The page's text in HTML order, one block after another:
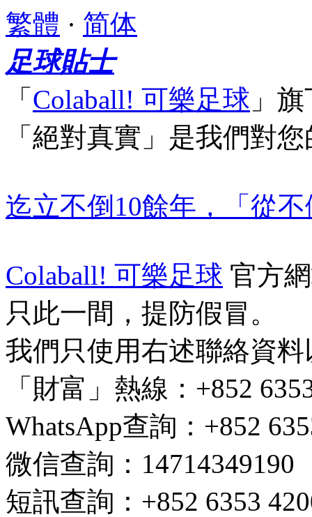
繁體 · 简体
足球貼士
「 Colaball! 可樂足球 」 旗
「絕對真實」 是我們對
迄立不倒10餘年，「從
Colaball! 可樂足球 官方
只此一間，提防假冒。
我們只使用右述聯絡資
「財富」熱線 ：+852
WhatsApp查詢 ：+852
微信查詢 ：14714349190
短訊查詢 ：+852 6353